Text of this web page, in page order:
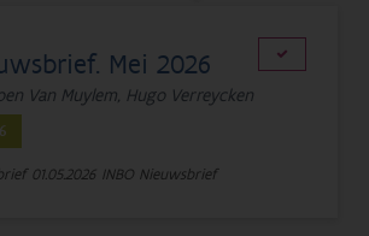
Mei 2026
Van Muylem, Hugo Verreycken
01.05.2026 INBO Nieuwsbrief